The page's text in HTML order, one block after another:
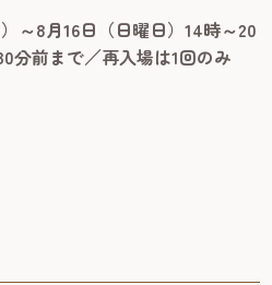
アートスペース
仕掛け人は福岡出身の現役大学
無や年齢、国籍などの境界を超
展示を眺めるだけでなく...
～8月16日（日曜日）14時～20
分前まで／再入場は1回のみ